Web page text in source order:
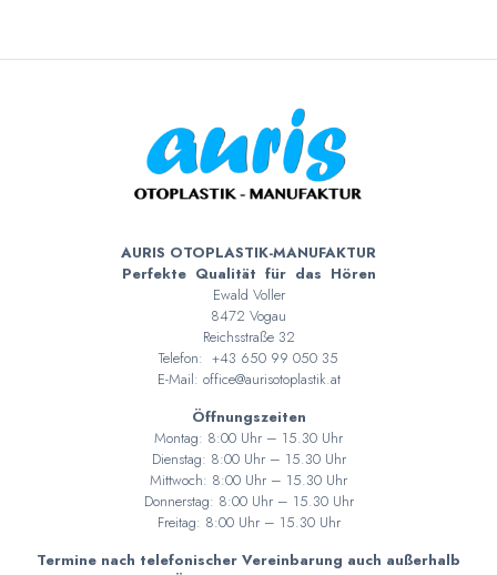
AURIS OTOPLASTIK-MANUFAKTUR
Perfekte Qualität für das Hören
Ewald Voller
8472 Vogau
Reichsstraße 32
Telefon: +43 650 99 050 35
E-Mail: office@aurisotoplastik.at
Öffnungszeiten
Montag: 8:00 Uhr – 15.30 Uhr
Dienstag: 8:00 Uhr – 15.30 Uhr
Mittwoch: 8:00 Uhr – 15.30 Uhr
Donnerstag: 8:00 Uhr – 15.30 Uhr
Freitag: 8:00 Uhr – 15.30 Uhr
Termine nach telefonischer Vereinbarung auch außerhalb